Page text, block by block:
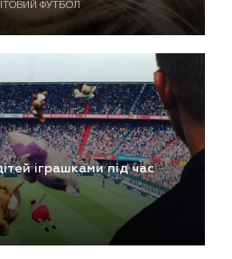
ФУТБОЛ
іграшками під час